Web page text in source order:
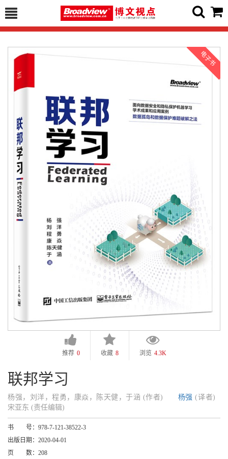
推荐 0 收藏 8 浏览 4.3K
联邦学习
杨强，刘洋，程勇，康焱，陈天健，于涵 (作者) 杨强 (译者)
宋亚东 (责任编辑)
书 号： 978-7-121-38522-3
出版日期： 2020-04-01
页 数： 208